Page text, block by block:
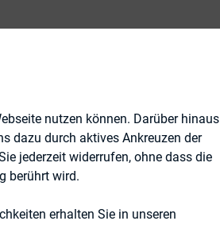
contacts,
nutzen können. Darüber hinaus
dazu durch aktives Ankreuzen der
jederzeit widerrufen, ohne dass die
berührt wird.
erhalten Sie in unseren